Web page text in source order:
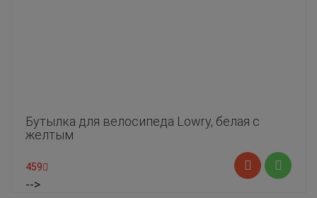
Бутылка для велосипеда Lowry, белая с
желтым
459
-->